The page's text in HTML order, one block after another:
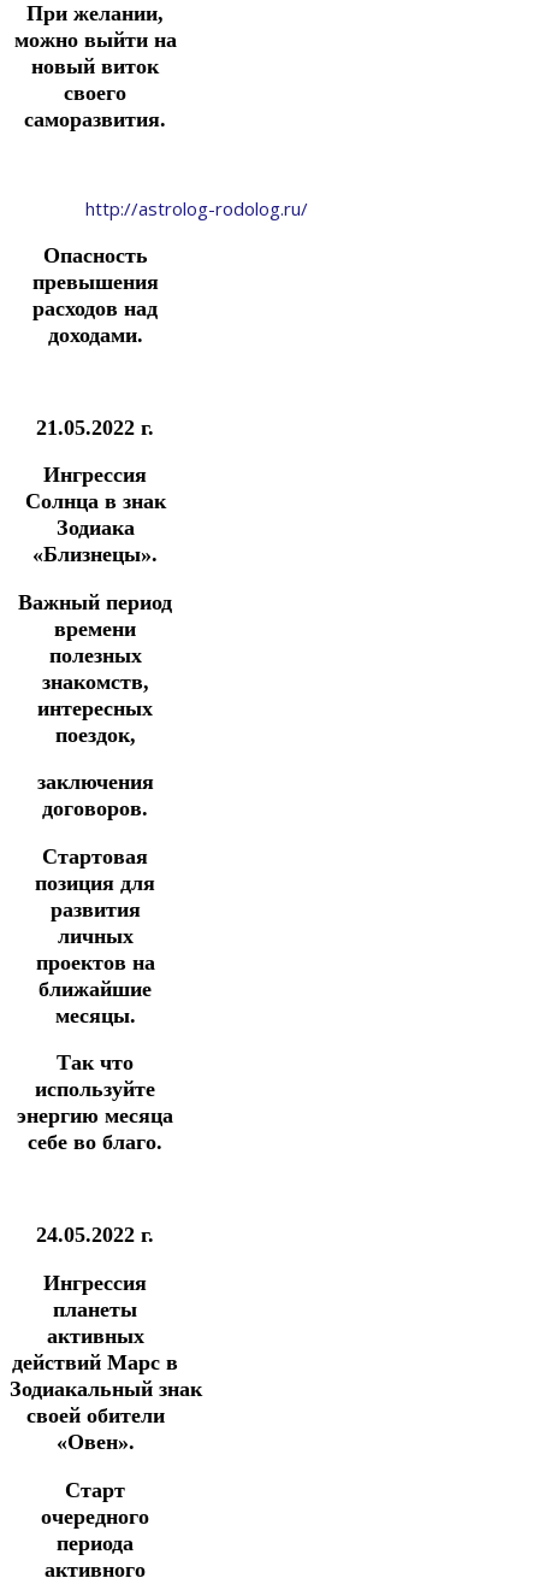
При желании,
можно выйти на
новый виток
своего
саморазвития.
http://astrolog-rodolog.ru/
Опасность
превышения
расходов над
доходами.
21.05.2022 г.
Ингрессия
Солнца в знак
Зодиака
«Близнецы».
Важный период
времени
полезных
знакомств,
интересных
поездок,
заключения
договоров.
Стартовая
позиция для
развития
личных
проектов на
ближайшие
месяцы.
Так что
используйте
энергию месяца
себе во благо.
24.05.2022 г.
Ингрессия
планеты
активных
действий Марс в
Зодиакальный знак
своей обители
«Овен».
Старт
очередного
периода
активного